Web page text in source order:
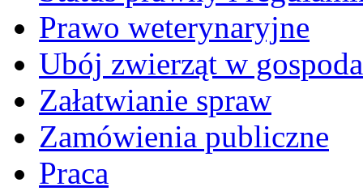
Prawo weterynaryjne
Ubój zwierząt w
Załatwianie spraw
Zamówienia publiczne
Praca